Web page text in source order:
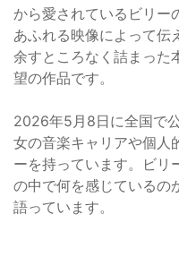
から愛されているビリー
あふれる映像によって伝
余すところなく詰まった
望の作品です。
2026年5月8日に全国で
女の音楽キャリアや個人
ーを持っています。ビリ
の中で何を感じているの
語っています。